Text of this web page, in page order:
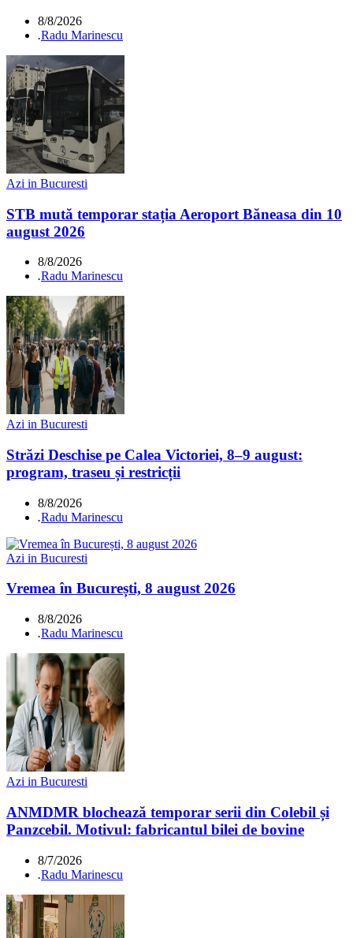
8/8/2026
.Radu Marinescu
Azi in Bucuresti
STB mută temporar stația Aeroport Băneasa din 10
august 2026
8/8/2026
.Radu Marinescu
Azi in Bucuresti
Străzi Deschise pe Calea Victoriei, 8–9 august:
program, traseu și restricții
8/8/2026
.Radu Marinescu
Azi in Bucuresti
Vremea în București, 8 august 2026
8/8/2026
.Radu Marinescu
Azi in Bucuresti
ANMDMR blochează temporar serii din Colebil și
Panzcebil. Motivul: fabricantul bilei de bovine
8/7/2026
.Radu Marinescu